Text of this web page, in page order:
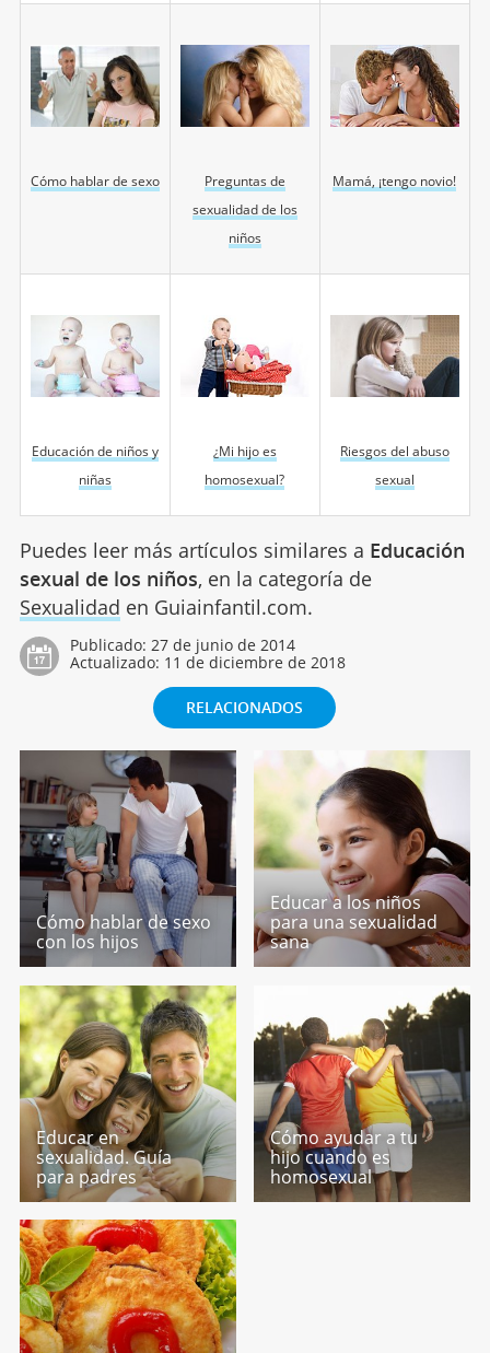
Cómo hablar de sexo
Preguntas de
sexualidad de los
niños
Mamá, ¡tengo novio!
Educación de niños y
niñas
¿Mi hijo es
homosexual?
Riesgos del abuso
sexual
Puedes leer más artículos similares a Educación
sexual de los niños, en la categoría de
Sexualidad en Guiainfantil.com.
Publicado: 27 de junio de 2014
Actualizado: 11 de diciembre de 2018
RELACIONADOS
Cómo hablar de sexo
con los hijos
Educar a los niños
para una sexualidad
sana
Educar en
sexualidad. Guía
para padres
Cómo ayudar a tu
hijo cuando es
homosexual